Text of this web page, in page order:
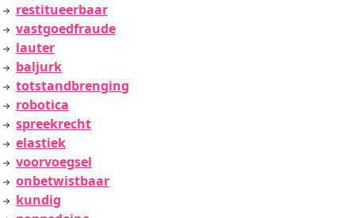
restitueerbaar
vastgoedfraude
lauter
baljurk
totstandbrenging
robotica
spreekrecht
elastiek
voorvoegsel
onbetwistbaar
kundig